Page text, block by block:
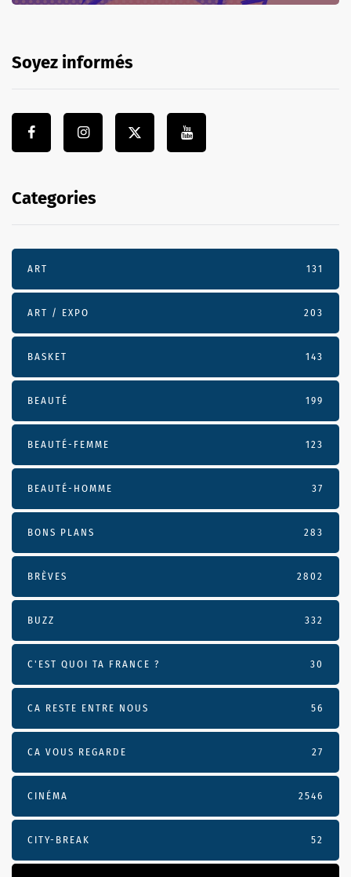
Soyez informés
Categories
ART 131
ART / EXPO 203
BASKET 143
BEAUTÉ 199
BEAUTÉ-FEMME 123
BEAUTÉ-HOMME 37
BONS PLANS 283
BRÈVES 2802
BUZZ 332
C'EST QUOI TA FRANCE ? 30
CA RESTE ENTRE NOUS 56
CA VOUS REGARDE 27
CINÉMA 2546
CITY-BREAK 52